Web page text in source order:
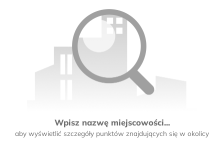
Wpisz nazwę miejscowości...
aby wyświetlić szczegóły punktów znajdujących się w okolicy